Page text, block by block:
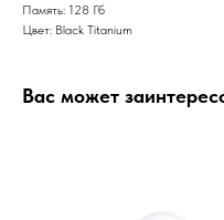
Память: 128 Гб
Цвет: Black Titanium
Вас может